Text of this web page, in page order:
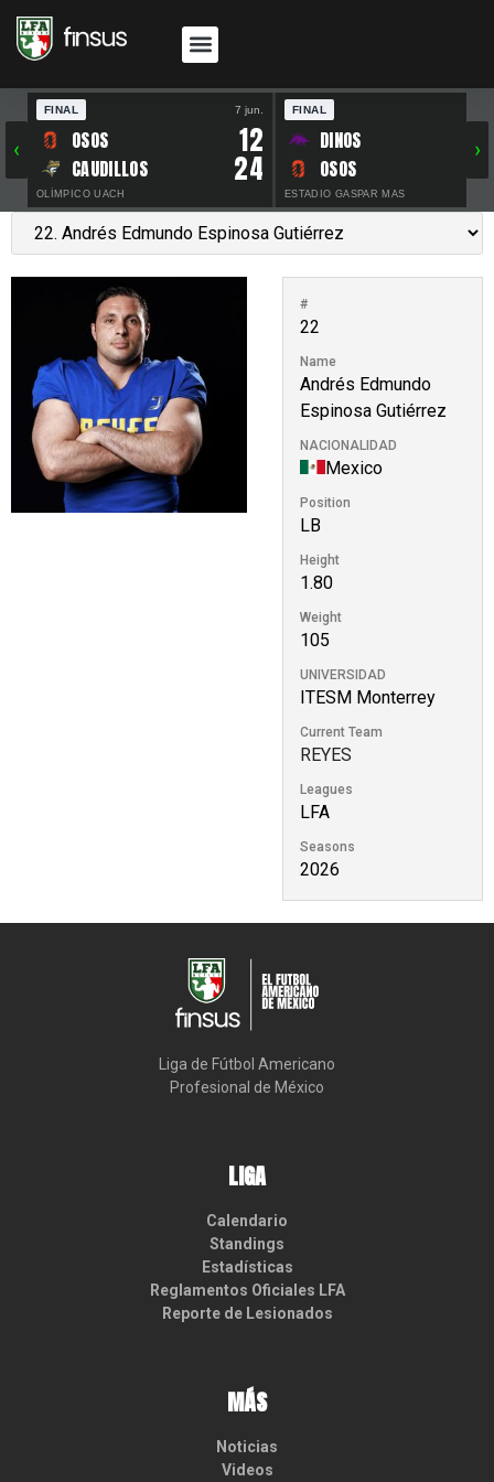
‹
FINAL 7 jun.
OSOS 12
CAUDILLOS 24
OLÍMPICO UACH
FINAL
DINOS
OSOS
ESTADIO GASPAR MAS
›
#
22
Name
Andrés Edmundo
Espinosa Gutiérrez
NACIONALIDAD
Mexico
Position
LB
Height
1.80
Weight
105
UNIVERSIDAD
ITESM Monterrey
Current Team
REYES
Leagues
LFA
Seasons
2026
Liga de Fútbol Americano
Profesional de México
LIGA
Calendario
Standings
Estadísticas
Reglamentos Oficiales LFA
Reporte de Lesionados
MÁS
Noticias
Videos